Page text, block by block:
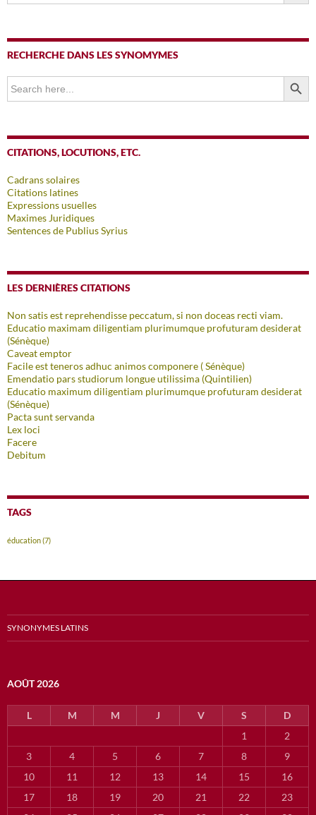
RECHERCHE DANS LES SYNOMYMES
Search
for:
SEARCH
CITATIONS, LOCUTIONS, ETC.
Cadrans solaires
Citations latines
Expressions usuelles
Maximes Juridiques
Sentences de Publius Syrius
LES DERNIÈRES CITATIONS
Non satis est reprehendisse peccatum, si non doceas recti viam.
Educatio maximam diligentiam plurimumque profuturam desiderat
(Sénèque)
Caveat emptor
Facile est teneros adhuc animos componere ( Sénèque)
Emendatio pars studiorum longue utilissima (Quintilien)
Educatio maximum diligentiam plurimumque profuturam desiderat
(Sénèque)
Pacta sunt servanda
Lex loci
Facere
Debitum
TAGS
éducation(7)
SYNONYMES LATINS
AOÛT 2026
L M M J V S
D
1
2
3
4 5 6 7 8
9
10
11 12 13 14 15
16
17
18 19 20 21 22
23